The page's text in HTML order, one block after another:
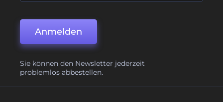
Anmelden
Sie können den Newsletter jederzeit
problemlos abbestellen.